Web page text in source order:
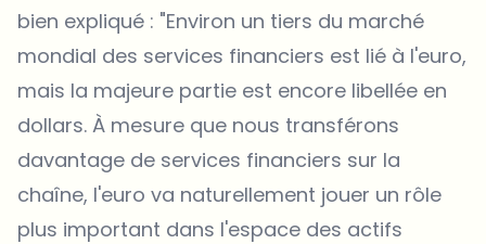
bien expliqué : "Environ un tiers du marché
mondial des services financiers est lié à l'euro,
mais la majeure partie est encore libellée en
dollars. À mesure que nous transférons
davantage de services financiers sur la
chaîne, l'euro va naturellement jouer un rôle
plus important dans l'espace des actifs